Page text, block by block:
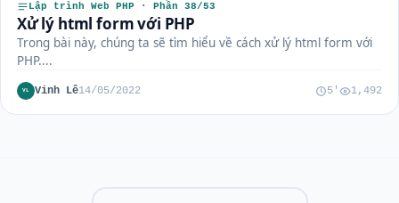
Lập trình Web PHP · Phần 38/53
Xử lý html form với PHP
Trong bài này, chúng ta sẽ tìm hiểu về cách xử lý html form với
PHP....
VL Vinh Lê14/05/2022 5' 1,492